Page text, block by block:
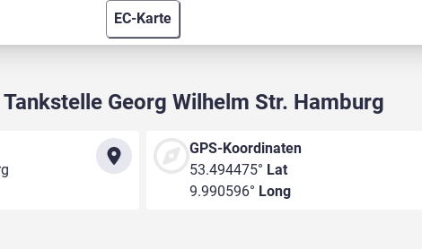
EC-Karte
Tankstelle Georg Wilhelm Str. Hamburg
GPS-Koordinaten
53.494475° Lat
9.990596° Long